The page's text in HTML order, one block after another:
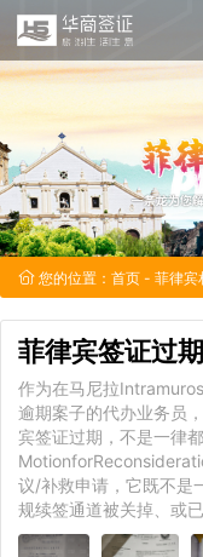
您的位置： 首页 - 菲律宾
菲律宾签证过
作为在马尼拉
逾期案子的代办业务员
宾签证过期，不是一律
议/补救申请，它既不是
规续签通道被关掉、或